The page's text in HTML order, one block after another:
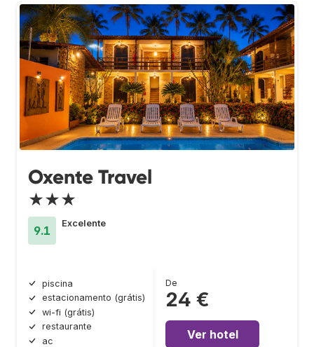
Oxente Travel
★★★
9.1
Excelente
piscina
estacionamento (grátis)
wi-fi (grátis)
restaurante
ac
De
24 €
Ver hotel